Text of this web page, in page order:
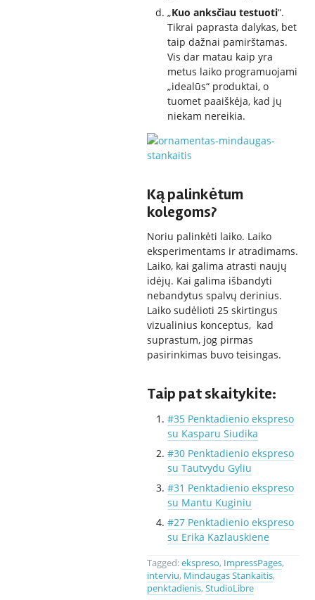
„Kuo anksčiau testuoti“.
Tikrai paprasta dalykas, bet
taip dažnai pamirštamas.
Vis dar matau kaip yra
metus laiko programuojami
„idealūs“ produktai, o
tuomet paaiškėja, kad jų
niekam nereikia.
Ką palinkėtum
kolegoms?
Noriu palinkėti laiko. Laiko
eksperimentams ir atradimams.
Laiko, kai galima atrasti naujų
idėjų. Kai galima išbandyti
nebandytus spalvų derinius.
Laiko sudėlioti 25 skirtingus
vizualinius konceptus, kad
suprastum, jog pirmas
pasirinkimas buvo teisingas.
Taip pat skaitykite:
#35 Penktadienio ekspreso
su Kasparu Siudika
#30 Penktadienio ekspreso
su Tautvydu Gyliu
#31 Penktadienio ekspreso
su Mantu Kuginiu
#27 Penktadienio ekspreso
su Erika Kazlauskiene
Tagged:ekspreso, ImpressPages,
interviu, Mindaugas Stankaitis,
penktadienis, StudioLibre